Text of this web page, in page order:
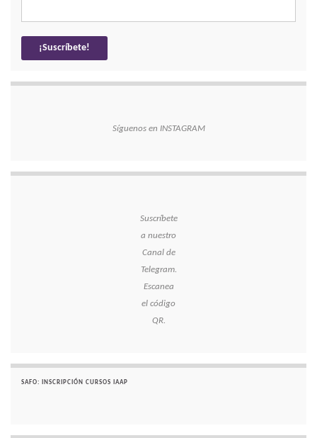
Síguenos en INSTAGRAM
Suscríbete
a nuestro
Canal de
Telegram.
Escanea
el código
QR.
SAFO: INSCRIPCIÓN CURSOS IAAP